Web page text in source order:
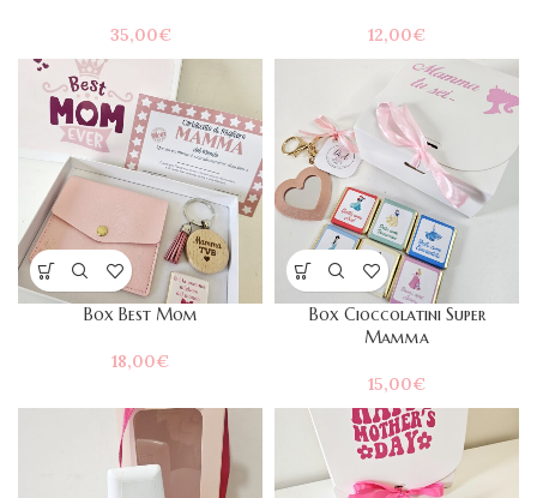
35,00€ 12,00€
Box Best Mom
18,00€
Box Cioccolatini Super
Mamma
15,00€